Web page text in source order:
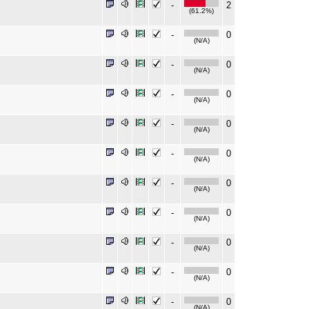
-
(61.2%)
2
-
(N/A)
0
-
(N/A)
0
-
(N/A)
0
-
(N/A)
0
-
(N/A)
0
-
(N/A)
0
-
(N/A)
0
-
(N/A)
0
-
(N/A)
0
-
(N/A)
0